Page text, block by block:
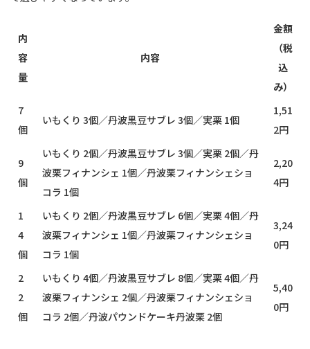
内
容
量
内容
金額
（税
込
み）
7
個
いもくり 3個／丹波黒豆サブレ 3個／実栗 1個
1,51
2円
9
個
いもくり 2個／丹波黒豆サブレ 3個／実栗 2個／丹
波栗フィナンシェ 1個／丹波栗フィナンシェショ
コラ 1個
2,20
4円
1
4
個
いもくり 2個／丹波黒豆サブレ 6個／実栗 4個／丹
波栗フィナンシェ 1個／丹波栗フィナンシェショ
コラ 1個
3,24
0円
2
2
個
いもくり 4個／丹波黒豆サブレ 8個／実栗 4個／丹
波栗フィナンシェ 2個／丹波栗フィナンシェショ
コラ 2個／丹波パウンドケーキ丹波栗 2個
5,40
0円